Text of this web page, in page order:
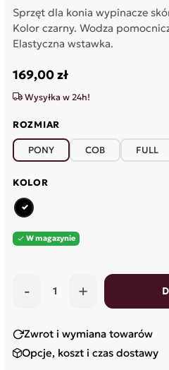
Sprzęt dla konia wypinacze
Kolor czarny. Wodza
Elastyczna wstawka.
169,00 zł
Wysyłka w 24h!
ROZMIAR
PONY COB FULL
KOLOR
czarny
 W magazynie
- +
Zwrot i wymiana towarów
Opcje, koszt i czas dostawy